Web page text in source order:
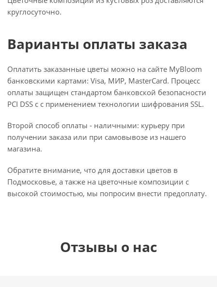
круглосуточно.
Варианты оплаты заказа
Оплатить заказанные цветы можно на сайте MyBloom
банковскими картами: Visa, МИР, MasterCard. Процесс
оплаты защищен стандартом банковской безопасности
PCI DSS с с применением технологии шифрования SSL.
Второй способ оплаты - наличными: курьеру при
получении заказа или при самовывозе из нашего
магазина.
Обратите внимание, что для доставки цветов в
Подмосковье, а также на цветочные композиции с
высокой стоимостью, мы попросим внести предоплату.
Отзывы о нас